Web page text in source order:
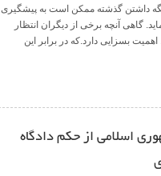
نگه داشتن گذشته ممکن است به پیشگیری
گاهی آنچه برخی از دیگران انتظار
بسزایی دارد.که در برابر این
اسلامی از حکم دادگاه